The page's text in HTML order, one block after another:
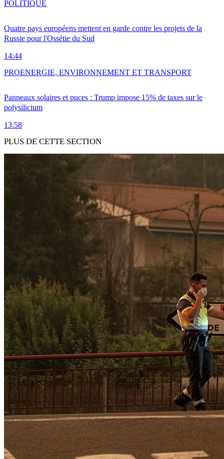
Quatre pays européens mettent en garde contre les projets de la
Russie pour l'Ossétie du Sud
14:44
POLITIQUE
Panneaux solaires et puces : Trump impose 15% de taxes sur le
polysilicium
13:58
PROENERGIE, ENVIRONNEMENT ET TRANSPORT
PLUS DE CETTE SECTION